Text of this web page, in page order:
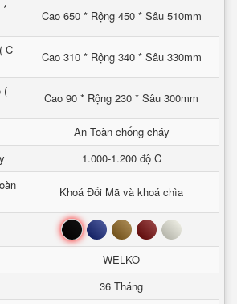
*
Cao 650 * Rộng 450 * Sâu 510mm
C
Cao 310 * Rộng 340 * Sâu 330mm
(
Cao 90 * Rộng 230 * Sâu 300mm
An Toàn chống cháy
1.000-1.200 độ C
Khoá Đổi Mã và khoá chìa
Đen Xanh Nâu Đỏ Trắng
WELKO
36 Tháng